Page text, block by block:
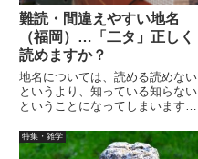
難読・間違えやすい地名
（福岡）…「二タ」正しく
読めますか？
地名については、読める読めない
というより、知っている知らない
ということになってしまいます。
名がありますが、正しく読めます
か？答えは本文でお願いします。
特集・雑学